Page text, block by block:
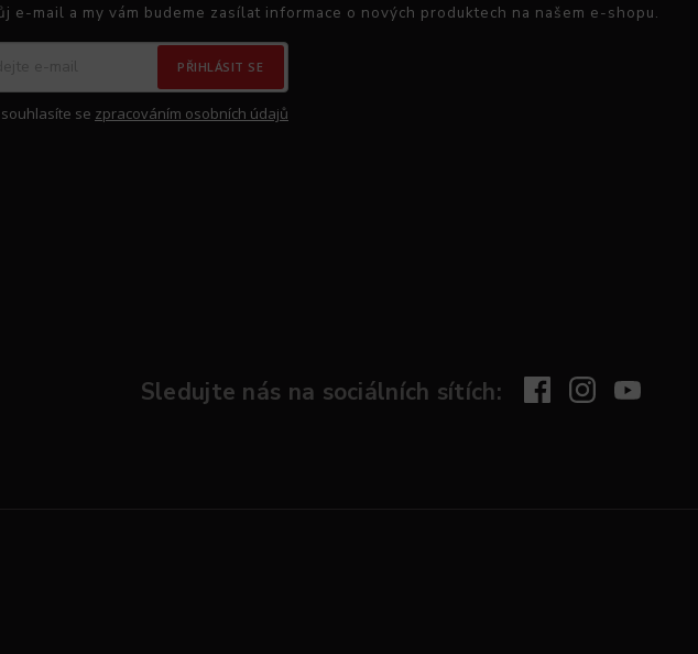
e-mail a my vám budeme zasílat informace o nových produktech na našem e-shopu.
PŘIHLÁSIT SE
se zpracováním osobních údajů
Sledujte nás na sociálních sítích: